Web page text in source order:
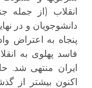
انقلاب (از جمله
دانشوجویان و در
پنجاه به اعتراض
فاسد پهلوی به
ایران منتهی شد.
اکنون بیشتر از